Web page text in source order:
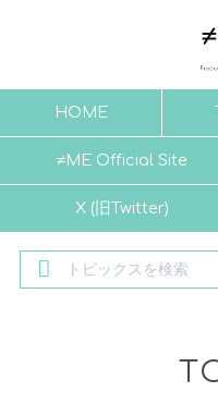
HOME
≠ME Official Site
X (旧Twitter)